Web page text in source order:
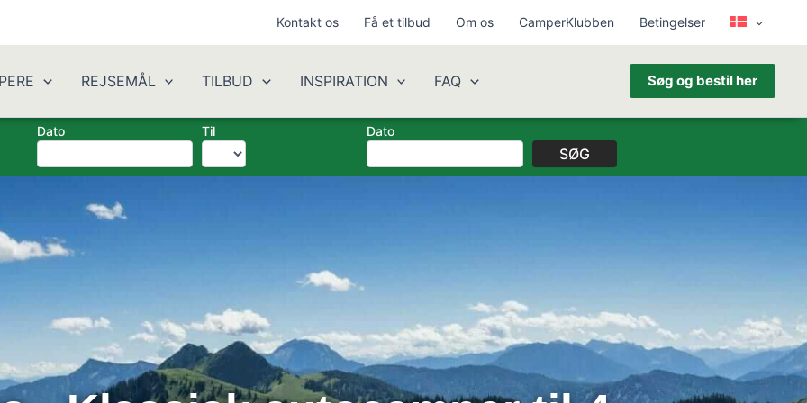
Kontakt os Få et tilbud Om os CamperKlubben Betingelser
REJSEMÅL TILBUD INSPIRATION FAQ Søg og bestil her
Dato Til Dato
SØG